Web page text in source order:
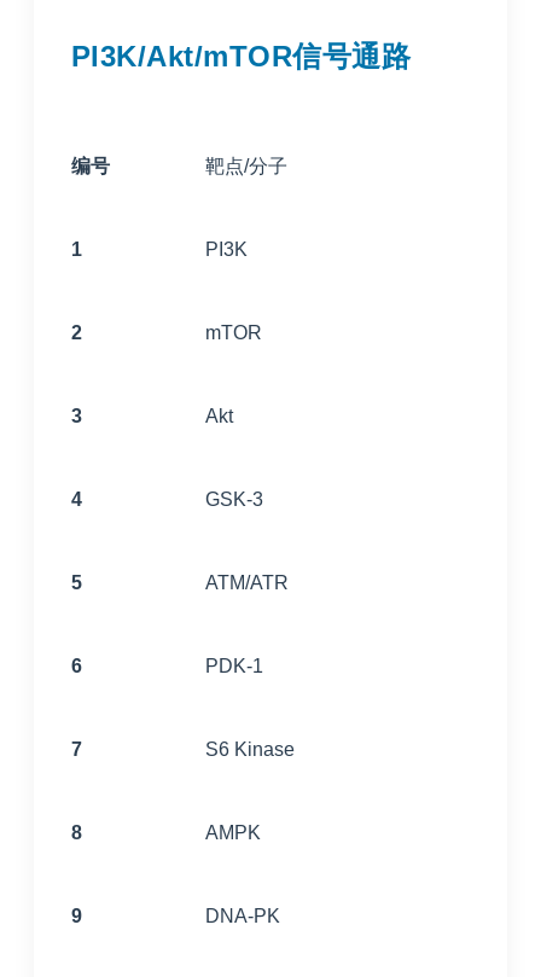
PI3K/Akt/mTOR信号通路
编号 靶点/分子
1 PI3K
2 mTOR
3 Akt
4 GSK-3
5 ATM/ATR
6 PDK-1
7 S6 Kinase
8 AMPK
9 DNA-PK